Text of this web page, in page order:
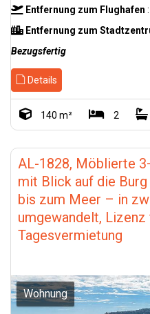
Entfernung zum Flughafen
Entfernung zum
Bezugsfertig
Details
140 m² 2
AL-1828, Möblierte
mit Blick auf die
bis zum Meer – in
umgewandelt, Lizenz
Tagesvermietung
Wohnung